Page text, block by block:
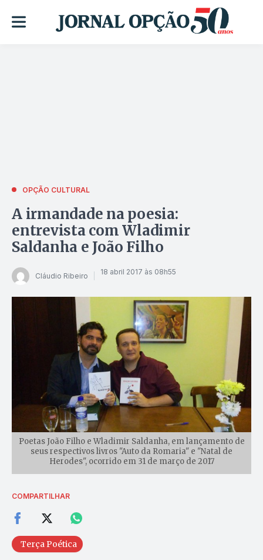
OPÇÃO CULTURAL
A irmandade na poesia:
entrevista com Wladimir
Saldanha e João Filho
Cláudio Ribeiro 18 abril 2017 às 08h55
Poetas João Filho e Wladimir Saldanha, em lançamento de
seus respectivos livros "Auto da Romaria" e "Natal de
Herodes", ocorrido em 31 de março de 2017
COMPARTILHAR
Terça Poética